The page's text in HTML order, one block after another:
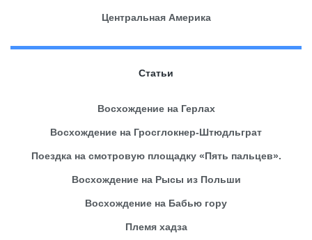
Центральная Америка
Статьи
Восхождение на Герлах
Восхождение на Гросглокнер-Штюдльграт
Поездка на смотровую площадку «Пять пальцев».
Восхождение на Рысы из Польши
Восхождение на Бабью гору
Племя хадза